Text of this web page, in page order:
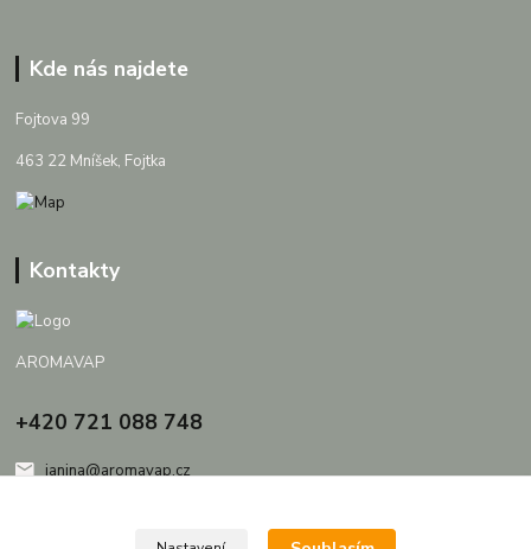
Kde nás najdete
Fojtova 99
463 22 Mníšek, Fojtka
Kontakty
AROMAVAP
+420 721 088 748
janina@aromavap.cz